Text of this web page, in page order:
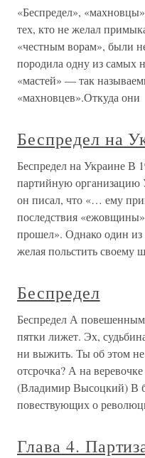
«Беспредел»,
тех, кто не желал
«честным ворам», были
породила одну из самых
«мастей» — так
«махновцев».Откуда они
Беспредел на
Беспредел на Украине В
партийную
он писал, что «… ему
последствия
прошел». Однако один из
желая польстить своему
Беспредел
Беспредел А
пятки лижет. Эх,
ни выжить. Ты об этом
отсрочка? А на
(Владимир Высоцкий) В
повествующих о
Глава 4.